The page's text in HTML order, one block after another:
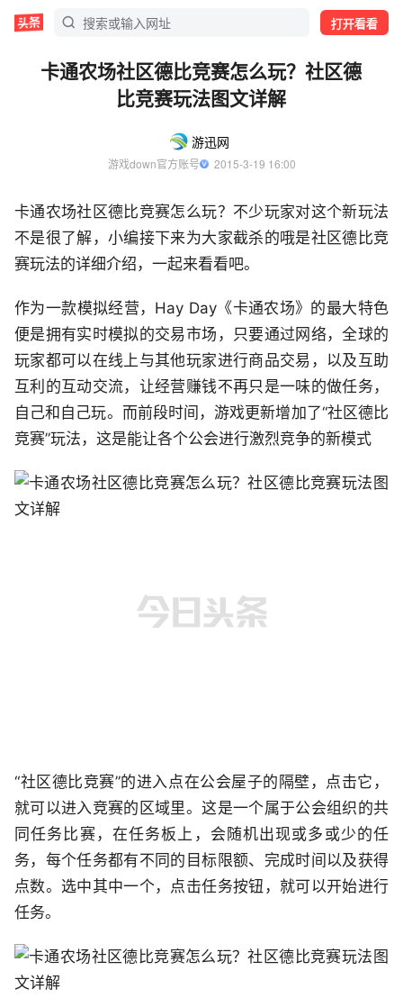
打开看看
卡通农场社区德比竞赛怎么玩？社区德
比竞赛玩法图文详解
游迅网
游戏down官方账号
  2015-3-19 16:00
卡通农场社区德比竞赛怎么玩？不少玩家对这个新玩法
不是很了解，小编接下来为大家截杀的哦是社区德比竞
赛玩法的详细介绍，一起来看看吧。
作为一款模拟经营，Hay Day《卡通农场》的最大特色
便是拥有实时模拟的交易市场，只要通过网络，全球的
玩家都可以在线上与其他玩家进行商品交易，以及互助
互利的互动交流，让经营赚钱不再只是一味的做任务，
自己和自己玩。而前段时间，游戏更新增加了“社区德比
竞赛”玩法，这是能让各个公会进行激烈竞争的新模式
“社区德比竞赛”的进入点在公会屋子的隔壁，点击它，
就可以进入竞赛的区域里。这是一个属于公会组织的共
同任务比赛，在任务板上，会随机出现或多或少的任
务，每个任务都有不同的目标限额、完成时间以及获得
点数。选中其中一个，点击任务按钮，就可以开始进行
任务。